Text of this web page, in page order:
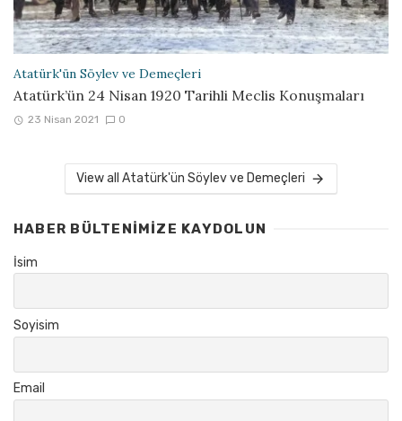
Atatürk'ün Söylev ve Demeçleri
Atatürk’ün 24 Nisan 1920 Tarihli Meclis Konuşmaları
23 Nisan 2021 0
View all Atatürk'ün Söylev ve Demeçleri
HABER BÜLTENIMIZE KAYDOLUN
İsim
Soyisim
Email